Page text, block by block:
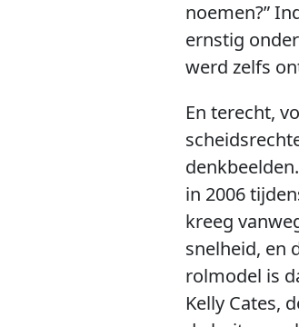
noemen?”
ernstig
werd zelfs
En terecht,
in 2006
kreeg
snelheid, en
rolmodel is
Kelly Cates,